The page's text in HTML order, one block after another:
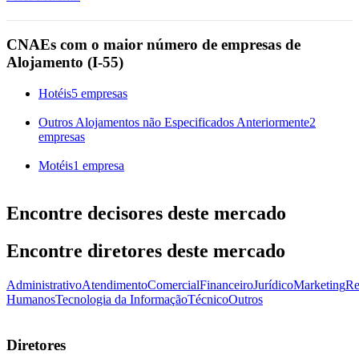
CNAEs com o maior número de empresas de
Alojamento (I-55)
Hotéis5 empresas
Outros Alojamentos não Especificados Anteriormente2
empresas
Motéis1 empresa
Encontre decisores deste mercado
Encontre diretores deste mercado
AdministrativoAtendimentoComercialFinanceiroJurídicoMarketing
HumanosTecnologia da InformaçãoTécnicoOutros
Diretores